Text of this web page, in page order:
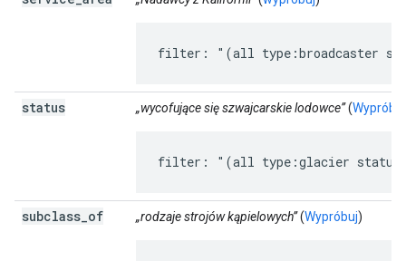
filter: "(all type:broadcaster
status „wycofujące się szwajcarskie lodowce”(Wypróbuj
filter: "(all type:glacier
subclass of „rodzaje strojów kąpielowych”(Wypróbuj)